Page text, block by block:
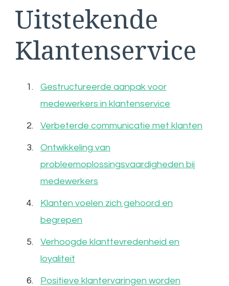
Uitstekende
Klantenservice
Gestructureerde aanpak voor
medewerkers in klantenservice
Verbeterde communicatie met klanten
Ontwikkeling van
probleemoplossingsvaardigheden bij
medewerkers
Klanten voelen zich gehoord en
begrepen
Verhoogde klanttevredenheid en
loyaliteit
Positieve klantervaringen worden